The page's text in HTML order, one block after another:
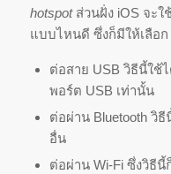
hotspotส่วนฝั่ง iOS จะใ
แบบไหนดี ซึ่งก็มีให้เลือ
ต่อสาย USB วิธีนี้ใ
พอร์ต USB เท่านั้น
ต่อผ่าน Bluetooth วิ
อื่น
ต่อผ่าน Wi-Fi ซึ่งวิธี